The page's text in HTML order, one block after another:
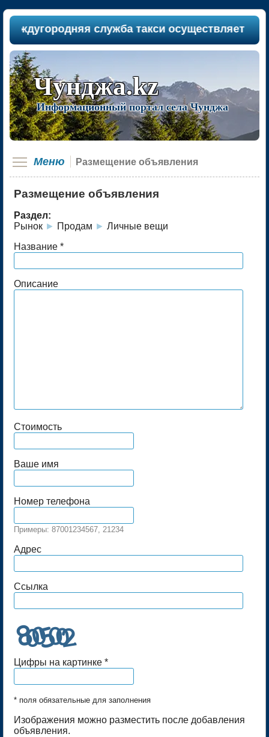
служба такси осуществляет
Чунджа.kz
Информационный портал села Чунджа
Меню Размещение объявления
Размещение объявления
Раздел:
Рынок ► Продам ► Личные вещи
Название *
Описание
Стоимость
Ваше имя
Номер телефона
Примеры: 87001234567, 21234
Адрес
Ссылка
Цифры на картинке *
* поля обязательные для заполнения
Изображения можно разместить после добавления
объявления.